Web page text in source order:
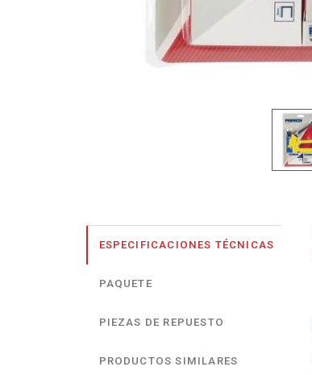
ESPECIFICACIONES TÉCNICAS
PAQUETE
PIEZAS DE REPUESTO
PRODUCTOS SIMILARES